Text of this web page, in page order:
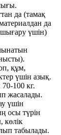
да (тамақ
да
үшін)
құм,
үшін азық.
100 кг.
жасалады.
үшін
осы түрiн
көлiк
табылады.